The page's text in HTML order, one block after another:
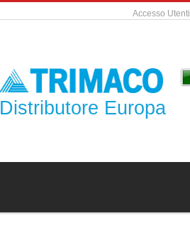
Accesso Utenti
Distributore Europa